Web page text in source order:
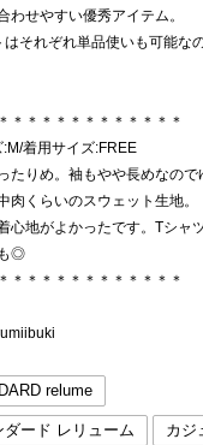
わせやすい優秀アイテム。
それぞれ単品使いも可能な
＊＊＊＊＊＊＊＊＊＊＊＊
着用サイズ:FREE
たりめ。袖もやや長めなので
肉くらいのスウェット生地。
心地がよかったです。Tシャ
◎
＊＊＊＊＊＊＊＊＊＊＊＊
relume
ード レリューム カジ